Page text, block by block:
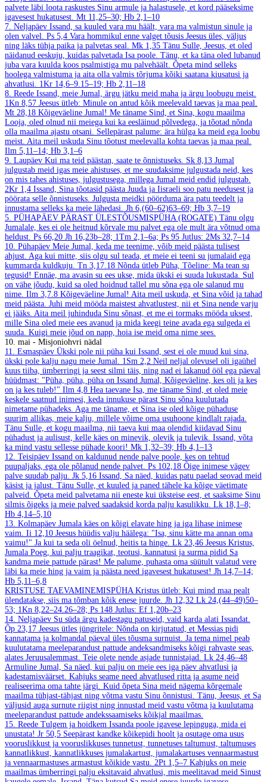
palvete läbi loota raskustes Sinu armule ja halastusele, et kord pääseksime
igavesest hukatusest. Mt 11,25–30; Hb 2,1–10
7. Neljapäev Issand, sa kuuled vara mu häält, vara ma valmistun sinule ja
olen valvel. Ps 5,4 Vara hommikul enne valget tõusis Jeesus üles, väljus
ning läks tühja paika ja palvetas seal. Mk 1,35 Tänu Sulle, Jeesus, et oled
näidanud eeskuju, kuidas palvetada Isa poole. Tänu, et ka täna oled lubanud
juba vara kuulda koos psalmistiga mu palvehäält. Õpeta mind selleks
hoolega valmistuma ja aita olla valmis tõrjuma kõiki saatana kiusatusi ja
ahvatlusi. 1Kr 14,6–9.15–19; Hb 2,11–18
8. Reede Issand, meie Jumal, ärgu jätku meid maha ja ärgu loobugu meist.
1Kn 8,57 Jeesus ütleb: Minule on antud kõik meelevald taevas ja maa peal.
Mt 28,18 Kõigeväeline Jumal! Me täname Sind, et Sina, kogu maailma
Looja, oled olnud nii meiega kui ka eesläinud põlvedega, ja tõotad nõnda
olla maailma ajastu otsani. Sellepärast palume: ära hülga ka meid ega loobu
meist. Aita meil uskuda Sinu tõotust meelevalla kohta taevas ja maa peal.
Ilm 5,11–14; Hb 3,1–6
9. Laupäev Kui ma teid päästan, saate te õnnistuseks. Sk 8,13 Jumal
julgustab meid igas meie ahistuses, et me suudaksime julgustada neid, kes
on mis tahes ahistuses, julgustusega, millega Jumal meid endid julgustab.
2Kr 1,4 Issand, Sina tõotasid päästa Juuda ja Iisraeli soo patu needusest ja
pöörata selle õnnistuseks. Julgusta meidki pöörduma ära patu teedelt ja
innustama selleks ka meie lähedasi. Jh 6,(60–62)63–69; Hb 3,7–19
5. PÜHAPÄEV PÄRAST ÜLESTÕUSMISPÜHA (ROGATE) Tänu olgu
Jumalale, kes ei ole heitnud kõrvale mu palvet ega ole mult ära võtnud oma
heldust. Ps 66,20 Jh 16,23b–28; 1Tm 2,1–6a; Ps 95 Jutlus: 2Ms 32,7–14
10. Pühapäev Meie Jumal, keda me teenime, võib meid päästa tulisest
ahjust. Aga kui mitte, siis olgu sul teada, et meie ei teeni su jumalaid ega
kummarda kuldkuju. Tn 3,17.18 Nõnda ütleb Püha, Tõeline: Ma tean su
tegusid! Ennäe, ma avasin su ees ukse, mida ükski ei suuda lukustada. Sul
on vähe jõudu, kuid sa oled hoidnud tallel mu sõna ega ole salanud mu
nime. Ilm 3,7.8 Kõigeväeline Jumal! Aita meil uskuda, et Sina võid ja tahad
meid päästa. Juhi meid mööda maistest ahvatlustest, nii et Sina nende varju
ei jääks. Aita meil juhinduda Sinu sõnast, et me ei tormaks mööda uksest,
mille Sina oled meie ees avanud ja mida keegi teine avada ega sulgeda ei
suuda. Kuigi meie jõud on napp, hoia ise meid oma nime sees.
10. mai - Misjoniohvri nädal
11. Esmaspäev Ükski pole nii püha kui Issand, sest ei ole muud kui sina,
ükski pole kalju nagu meie Jumal. 1Sm 2,2 Neil neljal olevusel oli igaühel
kuus tiiba, ümberringi ja seest silmi täis, ning nad ei lakanud ööl ega päeval
hüüdmast: "Püha, püha, püha on Issand Jumal, Kõigeväeline, kes oli ja kes
on ja kes tuleb!" Ilm 4,8 Hea taevane Isa, me täname Sind, et oled meie
keskele saatnud inimesi, keda innukuse pärast Sinu sõna kuulutada
nimetame pühadeks. Aga me täname, et Sina ise oled kõige pühaduse
suurim allikas, meie kalju, millele võime oma usuhoone kindlalt rajada.
Tänu Sulle, et kogu maailma, nii taeva kui maa olendid kiidavad Sinu
pühadust ja aulisust, kelle käes on minevik, olevik ja tulevik. Issand, võta
ka mind vastu sellesse pühade koori! Mk 1,32–39; Hb 4,1–13
12. Teisipäev Issand on kaldunud nende palve poole, kes on tehtud
puupaljaks, ega ole põlanud nende palvet. Ps 102,18 Õige inimese vägev
palve suudab palju. Jk 5,16 Issand, Sa näed, kuidas patu paelad seovad meid
käsist ja jalust. Tänu Sulle, et kuuled ja paned tähele ka kõige väetimate
palveid. Õpeta meid palvetama nii eneste kui üksteise eest, et saaksime Sinu
silmis õigeks ja meie palved saadaksid korda palju kasulikku. Lk 18,1–8;
Hb 4,14–5,10
13. Kolmapäev Jumala käes on kõigi elavate hing ja iga lihase inimese
vaim. Ii 12,10 Jeesus hüüdis valju häälega: "Isa, sinu kätte ma annan oma
vaimu!" Ja kui ta seda oli öelnud, heitis ta hinge. Lk 23,46 Jeesus Kristus,
Jumala Poeg, kui palju traagikat, teotusi, kannatusi ja surma pidid Sa
kandma meie pattude pärast! Me palume, puhasta oma süütult valatud vere
läbi ka meie hing ja vaim ja päästa need igavesest hukatusest! Jh 14,7–14;
Hb 5,11–6,8
KRISTUSE TAEVAMINEMISPÜHA Kristus ütleb: Kui mind maa pealt
ülendatakse, siis ma tõmban kõik enese juurde. Jh 12,32 Lk 24,(44–49)50–
53; 1Kn 8,22–24.26–28; Ps 148 Jutlus: Ef 1,20b–23
14. Neljapäev Su süda ärgu kadestagu patuseid, vaid karda alati Issandat.
Õp 23,17 Jeesus ütles jüngritele: Nõnda on kirjutatud, et Messias pidi
kannatama ja kolmandal päeval üles tõusma surnuist. Ja tema nimel peab
kuulutatama meeleparandust pattude andeksandmiseks kõigi rahvaste seas,
alates Jeruusalemmast. Teie olete nende asjade tunnistajad. Lk 24,46–48
Armuline Jumal, Sa näed, kui palju on meie ees iga päev ahvatlusi ja
kadestamisväärset. Kahjuks seame need ahvatlused ritta ja asume neid
realiseerima oma tahte järgi. Kuid õpeta Sina meid nägema kõrgemale
maailma tühjast-tähjast ning võtma vastu Sinu õnnistusi. Tänu, Jeesus, et Sa
väljusid auga surnute riigist ning innustad meid vastu võtma ja kuulutama
meeleparandust pattude andekssaamiseks kõikjal maailmas.
15. Reede Tulgem ja hoidkem Issanda poole igavese lepinguga, mida ei
unustata! Jr 50,5 Seepärast kandke kõikepidi hoolt ja osutage oma usus
vooruslikkust ja vooruslikkuses tunnetust, tunnetuses taltumust, taltumuses
kannatlikkust, kannatlikkuses jumalakartust, jumalakartuses vennaarmastust
ja vennaarmastuses armastust kõikide vastu. 2Pt 1,5–7 Kahjuks on meie
maailmas ümberringi palju eksitavaid ahvatlusi, mis meelitavad meid Sinust